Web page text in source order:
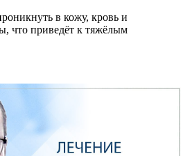
в кожу, кровь и
что приведёт к тяжёлым